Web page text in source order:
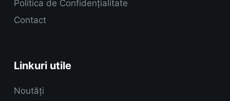
Politica de Confidențialitate
Contact
Linkuri utile
Noutăți